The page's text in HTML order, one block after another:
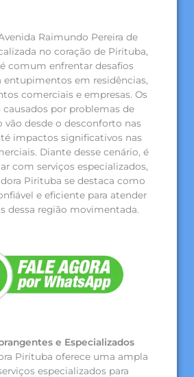
Raimundo Pereira de
no coração de Pirituba,
é comum enfrentar desafios
entupimentos em residências,
comerciais e empresas. Os
por problemas de
desde o desconforto nas
impactos significativos nas
Diante desse cenário, é
com serviços especializados,
Pirituba se destaca como
e eficiente para atender
dessa região movimentada.
e Especializados
Pirituba oferece uma ampla
especializados para